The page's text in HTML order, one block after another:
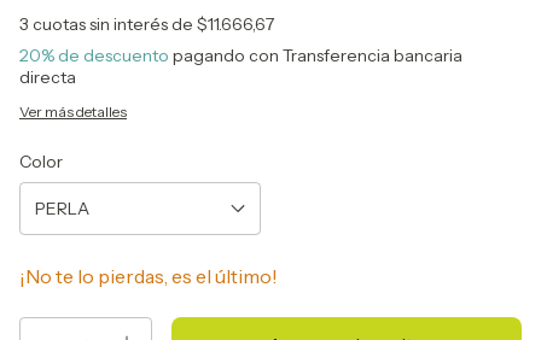
3 cuotas sin interés de $11.666,67
20% de descuento pagando con Transferencia bancaria
directa
Ver más detalles
Color
¡No te lo pierdas, es el último!